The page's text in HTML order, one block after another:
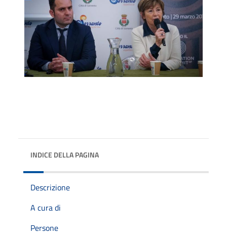
INDICE DELLA PAGINA
Descrizione
A cura di
Persone